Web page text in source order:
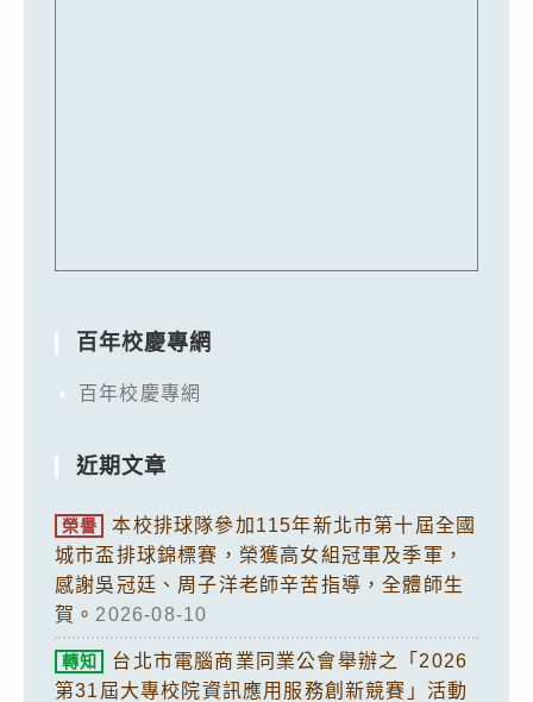
百年校慶專網
百年校慶專網
近期文章
榮譽
本校排球隊參加115年新北市第十屆全國
城市盃排球錦標賽，榮獲高女組冠軍及季軍，
感謝吳冠廷、周子洋老師辛苦指導，全體師生
賀。 2026-08-10
轉知
台北市電腦商業同業公會舉辦之「2026
第31屆大專校院資訊應用服務創新競賽」活動